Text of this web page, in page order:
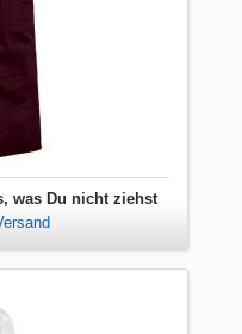
was Du nicht ziehst